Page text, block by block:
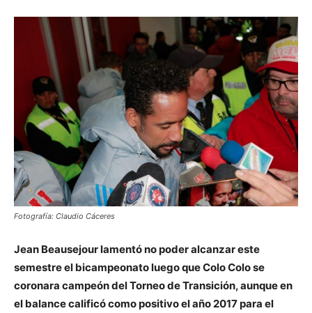
Fotografía: Claudio Cáceres
Jean Beausejour lamentó no poder alcanzar este
semestre el bicampeonato luego que Colo Colo se
coronara campeón del Torneo de Transición, aunque en
el balance calificó como positivo el año 2017 para el